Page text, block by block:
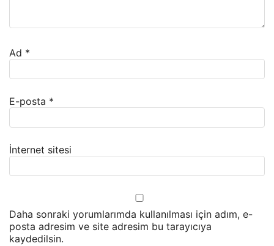
Ad *
E-posta *
İnternet sitesi
Daha sonraki yorumlarımda kullanılması için adım, e-
posta adresim ve site adresim bu tarayıcıya
kaydedilsin.